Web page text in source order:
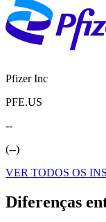
Pfizer Inc
PFE.US
--
(--)
VER TODOS OS
Diferenças